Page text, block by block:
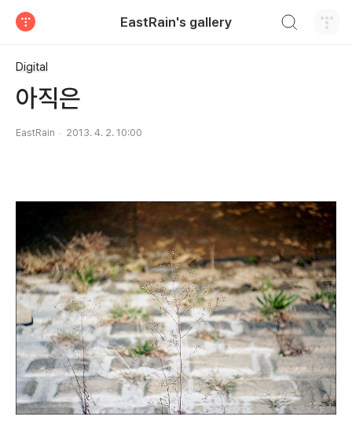
EastRain's gallery
Digital
아직은
EastRain 2013. 4. 2. 10:00